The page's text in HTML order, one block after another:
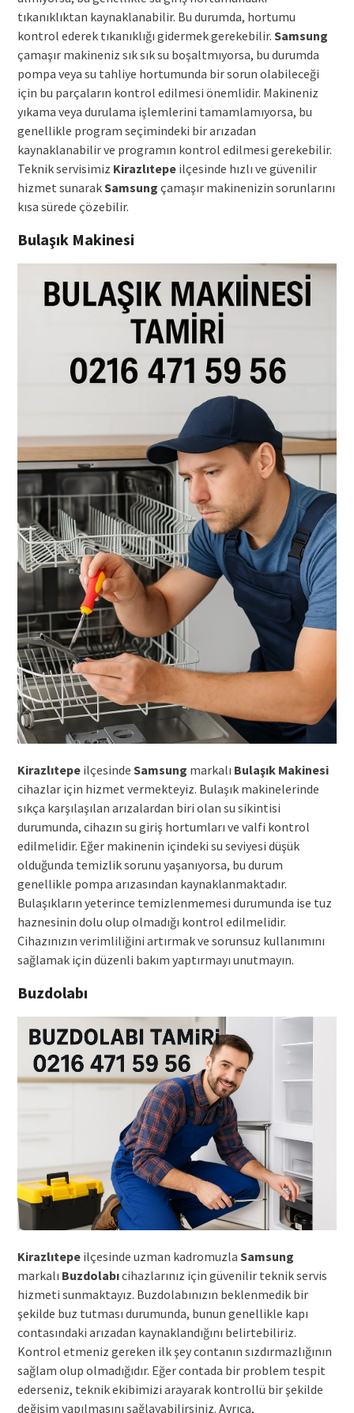
tıkanıklıktan kaynaklanabilir. Bu durumda, hortumu
kontrol ederek tıkanıklığı gidermek gerekebilir. Samsung
çamaşır makineniz sık sık su boşaltmıyorsa, bu durumda
pompa veya su tahliye hortumunda bir sorun olabileceği
için bu parçaların kontrol edilmesi önemlidir. Makineniz
yıkama veya durulama işlemlerini tamamlamıyorsa, bu
genellikle program seçimindeki bir arızadan
kaynaklanabilir ve programın kontrol edilmesi gerekebilir.
Teknik servisimiz Kirazlıtepeilçesinde hızlı ve güvenilir
hizmet sunarakSamsung çamaşır makinenizin sorunlarını
kısa sürede çözebilir.
Bulaşık Makinesi
Kirazlıtepeilçesinde Samsung markalı Bulaşık Makinesi
cihazlar için hizmet vermekteyiz. Bulaşık makinelerinde
sıkça karşılaşılan arızalardan biri olan su sikintisi
durumunda, cihazın su giriş hortumları ve valfi kontrol
edilmelidir. Eğer makinenin içindeki su seviyesi düşük
olduğunda temizlik sorunu yaşanıyorsa, bu durum
genellikle pompa arızasından kaynaklanmaktadır.
Bulaşıkların yeterince temizlenmemesi durumunda ise tuz
haznesinin dolu olup olmadığı kontrol edilmelidir.
Cihazınızın verimliliğini artırmak ve sorunsuz kullanımını
sağlamak için düzenli bakım yaptırmayı unutmayın.
Buzdolabı
Kirazlıtepeilçesinde uzman kadromuzla Samsung
markalı Buzdolabıcihazlarınız için güvenilir teknik servis
hizmeti sunmaktayız. Buzdolabınızın beklenmedik bir
şekilde buz tutması durumunda, bunun genellikle kapı
contasındaki arızadan kaynaklandığını belirtebiliriz.
Kontrol etmeniz gereken ilk şey contanın sızdırmazlığının
sağlam olup olmadığıdır. Eğer contada bir problem tespit
ederseniz, teknik ekibimizi arayarak kontrollü bir şekilde
değişim yapılmasını sağlayabilirsiniz. Ayrıca,